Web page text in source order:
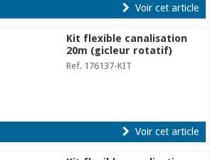
Voir cet article
Kit flexible canalisation
20m (gicleur rotatif)
Ref. 176137-KIT
Voir cet article